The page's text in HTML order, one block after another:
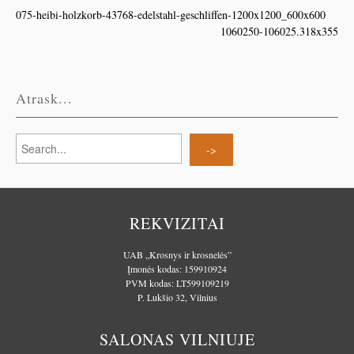
075-heibi-holzkorb-43768-edelstahl-geschliffen-1200x1200_600x600
1060250-106025.318x355
Atrask...
REKVIZITAI
UAB „Krosnys ir krosnelės”
Įmonės kodas: 159910924
PVM kodas: LT599109219
P. Lukšio 32, Vilnius
SALONAS VILNIUJE